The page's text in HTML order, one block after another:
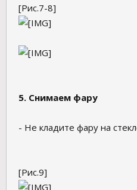
[Рис.7-8]
5. Снимаем фару
- Не кладите фару на
[Рис.9]